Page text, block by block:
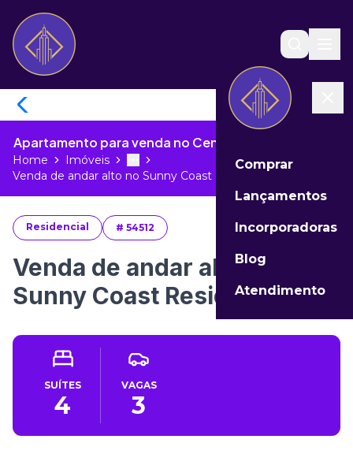
Comprar
Lançamentos
Incorporadoras
Blog
Atendimento
Apartamento para venda no Centro de Itapema - SC
Home Imóveis More
Toggle menu
Venda de andar alto no Sunny Coast ...
Residencial # 54512
Venda de andar alto no
Sunny Coast Residence
SUÍTES
4
VAGAS
3